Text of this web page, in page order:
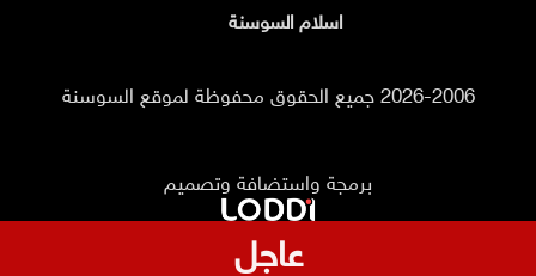
اسلام السوسنة
2026-2006 جميع الحقوق محفوظة لموقع السوسنة
برمجة واستضافة وتصميم
عاجل